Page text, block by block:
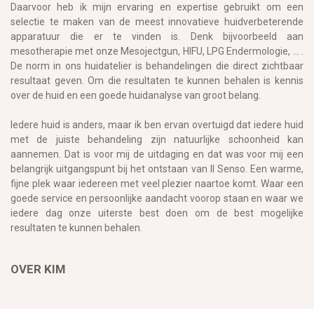
Daarvoor heb ik mijn ervaring en expertise gebruikt om een
selectie te maken van de meest innovatieve huidverbeterende
apparatuur die er te vinden is. Denk bijvoorbeeld aan
mesotherapie met onze Mesojectgun, HIFU, LPG Endermologie, ... .
De norm in ons huidatelier is behandelingen die direct zichtbaar
resultaat geven. Om die resultaten te kunnen behalen is kennis
over de huid en een goede huidanalyse van groot belang.
Iedere huid is anders, maar ik ben ervan overtuigd dat iedere huid
met de juiste behandeling zijn natuurlijke schoonheid kan
aannemen. Dat is voor mij de uitdaging en dat was voor mij een
belangrijk uitgangspunt bij het ontstaan van Il Senso. Een warme,
fijne plek waar iedereen met veel plezier naartoe komt. Waar een
goede service en persoonlijke aandacht voorop staan en waar we
iedere dag onze uiterste best doen om de best mogelijke
resultaten te kunnen behalen.
OVER KIM